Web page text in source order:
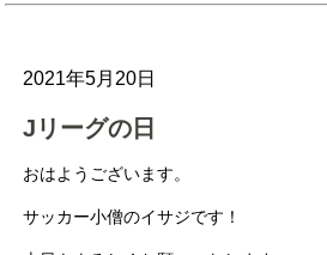
2021年5月20日
Jリーグの日
おはようございます。
サッカー小僧のイサジです！